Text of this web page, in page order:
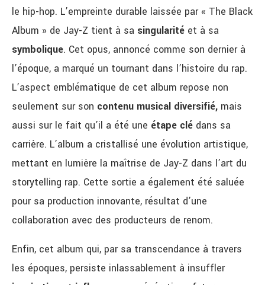
le hip-hop. L’empreinte durable laissée par « The Black
Album » de Jay-Z tient à sa singularité et à sa
symbolique. Cet opus, annoncé comme son dernier à
l’époque, a marqué un tournant dans l’histoire du rap.
L’aspect emblématique de cet album repose non
seulement sur son contenu musical diversifié, mais
aussi sur le fait qu’il a été une étape clé dans sa
carrière. L’album a cristallisé une évolution artistique,
mettant en lumière la maîtrise de Jay-Z dans l’art du
storytelling rap. Cette sortie a également été saluée
pour sa production innovante, résultat d’une
collaboration avec des producteurs de renom.
Enfin, cet album qui, par sa transcendance à travers
les époques, persiste inlassablement à insuffler